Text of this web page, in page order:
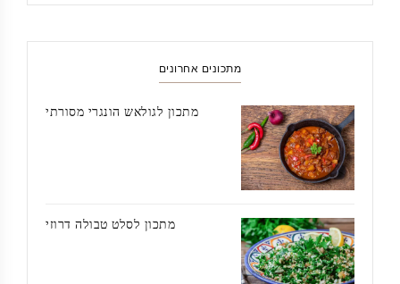
מתכונים אחרונים
מתכון לגולאש הונגרי מסורתי
מתכון לסלט טבולה דרוזי